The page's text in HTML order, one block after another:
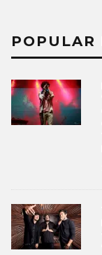
POPULAR